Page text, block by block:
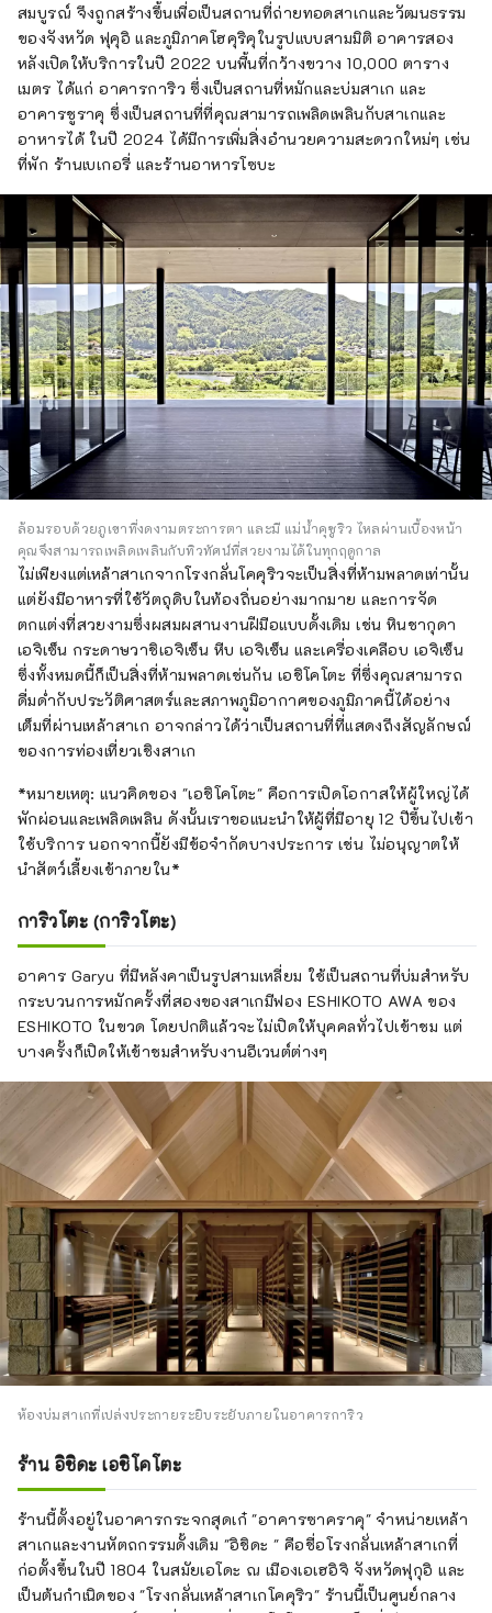
สมบูรณ์ จึงถูกสร้างขึ้นเพื่อเป็นสถานที่ถ่ายทอดสาเกและวัฒนธรรม
ของจังหวัด ฟุคุอิ และภูมิภาคโฮคุริคุในรูปแบบสามมิติ อาคารสอง
หลังเปิดให้บริการในปี 2022 บนพื้นที่กว้างขวาง 10,000 ตาราง
เมตร ได้แก่ อาคารการิว ซึ่งเป็นสถานที่หมักและบ่มสาเก และ
อาคารชูราคุ ซึ่งเป็นสถานที่ที่คุณสามารถเพลิดเพลินกับสาเกและ
อาหารได้ ในปี 2024 ได้มีการเพิ่มสิ่งอำนวยความสะดวกใหม่ๆ เช่น
ที่พัก ร้านเบเกอรี่ และร้านอาหารโซบะ
ล้อมรอบด้วยภูเขาที่งดงามตระการตา และมี แม่น้ำคุซูริว ไหลผ่านเบื้องหน้า
คุณจึงสามารถเพลิดเพลินกับทิวทัศน์ที่สวยงามได้ในทุกฤดูกาล
ไม่เพียงแต่เหล้าสาเกจากโรงกลั่นโคคุริวจะเป็นสิ่งที่ห้ามพลาดเท่านั้น
แต่ยังมีอาหารที่ใช้วัตถุดิบในท้องถิ่นอย่างมากมาย และการจัด
ตกแต่งที่สวยงามซึ่งผสมผสานงานฝีมือแบบดั้งเดิม เช่น หินชากุดา
เอจิเซ็น กระดาษวาชิเอจิเซ็น หีบ เอจิเซ็น และเครื่องเคลือบ เอจิเซ็น
ซึ่งทั้งหมดนี้ก็เป็นสิ่งที่ห้ามพลาดเช่นกัน เอชิโคโตะ ที่ซึ่งคุณสามารถ
ดื่มด่ำกับประวัติศาสตร์และสภาพภูมิอากาศของภูมิภาคนี้ได้อย่าง
เต็มที่ผ่านเหล้าสาเก อาจกล่าวได้ว่าเป็นสถานที่ที่แสดงถึงสัญลักษณ์
ของการท่องเที่ยวเชิงสาเก
*หมายเหตุ: แนวคิดของ "เอชิโคโตะ" คือการเปิดโอกาสให้ผู้ใหญ่ได้
พักผ่อนและเพลิดเพลิน ดังนั้นเราขอแนะนำให้ผู้ที่มีอายุ 12 ปีขึ้นไปเข้า
ใช้บริการ นอกจากนี้ยังมีข้อจำกัดบางประการ เช่น ไม่อนุญาตให้
นำสัตว์เลี้ยงเข้าภายใน*
การิวโตะ (การิวโตะ)
อาคาร Garyu ที่มีหลังคาเป็นรูปสามเหลี่ยม ใช้เป็นสถานที่บ่มสำหรับ
กระบวนการหมักครั้งที่สองของสาเกมีฟอง ESHIKOTO AWA ของ
ESHIKOTO ในขวด โดยปกติแล้วจะไม่เปิดให้บุคคลทั่วไปเข้าชม แต่
บางครั้งก็เปิดให้เข้าชมสำหรับงานอีเวนต์ต่างๆ
ห้องบ่มสาเกที่เปล่งประกายระยิบระยับภายในอาคารการิว
ร้าน อิชิดะ เอชิโคโตะ
ร้านนี้ตั้งอยู่ในอาคารกระจกสุดเก๋ "อาคารซาคราคุ" จำหน่ายเหล้า
สาเกและงานหัตถกรรมดั้งเดิม "อิชิดะ " คือชื่อโรงกลั่นเหล้าสาเกที่
ก่อตั้งขึ้นในปี 1804 ในสมัยเอโดะ ณ เมืองเอเฮอิจิ จังหวัดฟุกุอิ และ
เป็นต้นกำเนิดของ "โรงกลั่นเหล้าสาเกโคคุริว" ร้านนี้เป็นศูนย์กลาง